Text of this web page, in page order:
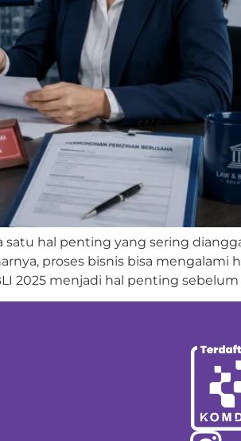
satu hal penting yang sering
proses bisnis bisa mengalami
2025 menjadi hal penting sebelum